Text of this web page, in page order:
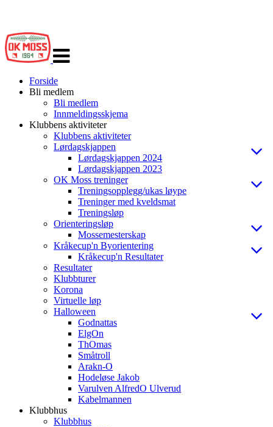
navigasjon
Forside
Bli medlem
Bli medlem
Innmeldingsskjema
Klubbens aktiviteter
Klubbens aktiviteter
Lørdagskjappen
Lørdagskjappen 2024
Lørdagskjappen 2023
OK Moss treninger
Treningsopplegg/ukas løype
Treninger med kveldsmat
Treningsløp
Orienteringsløp
Mossemesterskap
Kråkecup'n Byorientering
Kråkecup'n Resultater
Resultater
Klubbturer
Korona
Virtuelle løp
Halloween
Godnattas
ElgOn
ThOmas
Småtroll
Arakn-O
Hodeløse Jakob
Varulven AlfredO Ulverud
Kabelmannen
Klubbhus
Klubbhus